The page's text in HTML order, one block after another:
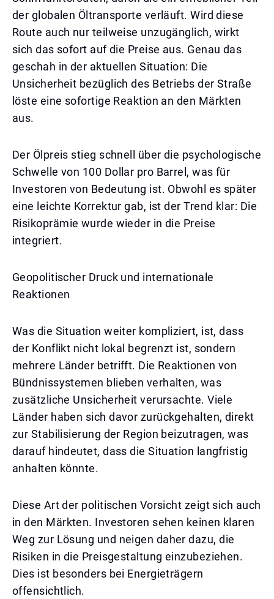
der globalen Öltransporte verläuft. Wird diese
Route auch nur teilweise unzugänglich, wirkt
sich das sofort auf die Preise aus. Genau das
geschah in der aktuellen Situation: Die
Unsicherheit bezüglich des Betriebs der Straße
löste eine sofortige Reaktion an den Märkten
aus.
Der Ölpreis stieg schnell über die psychologische
Schwelle von 100 Dollar pro Barrel, was für
Investoren von Bedeutung ist. Obwohl es später
eine leichte Korrektur gab, ist der Trend klar: Die
Risikoprämie wurde wieder in die Preise
integriert.
Geopolitischer Druck und internationale
Reaktionen
Was die Situation weiter kompliziert, ist, dass
der Konflikt nicht lokal begrenzt ist, sondern
mehrere Länder betrifft. Die Reaktionen von
Bündnissystemen blieben verhalten, was
zusätzliche Unsicherheit verursachte. Viele
Länder haben sich davor zurückgehalten, direkt
zur Stabilisierung der Region beizutragen, was
darauf hindeutet, dass die Situation langfristig
anhalten könnte.
Diese Art der politischen Vorsicht zeigt sich auch
in den Märkten. Investoren sehen keinen klaren
Weg zur Lösung und neigen daher dazu, die
Risiken in die Preisgestaltung einzubeziehen.
Dies ist besonders bei Energieträgern
offensichtlich.